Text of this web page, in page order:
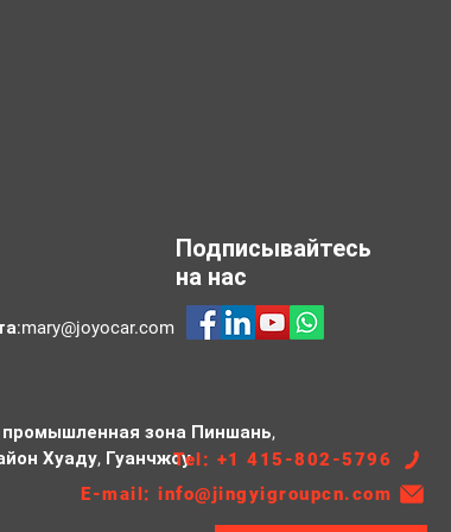
E-mail: info@jingyigroupcn.com
Tel: +1 415-802-5796
mary@joyocar.com
зона Пиншань,
Хуаду, Гуанчжоу
Подписывайтесь
на нас